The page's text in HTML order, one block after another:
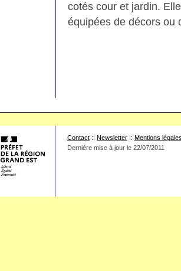
cotés cour et jardin.
équipées de décors ou
Contact :: Newsletter :: Mentions
Dernière mise à jour le 22/07/2011